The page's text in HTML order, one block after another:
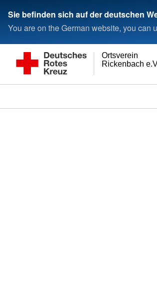
Sie befinden sich auf der deutschen
You are on the German website, you can
Rickenbach
Ortsverein